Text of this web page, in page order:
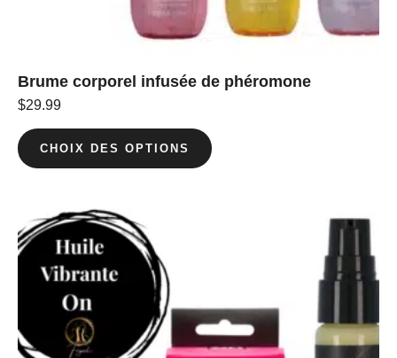
Brume corporel infusée de phéromone
$29.99
CHOIX DES OPTIONS